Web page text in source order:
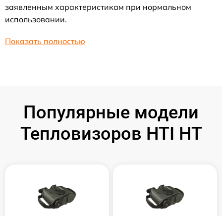
заявленным характеристикам при нормальном
использовании.
Показать полностью
Популярные модели
Тепловизоров HTI HT